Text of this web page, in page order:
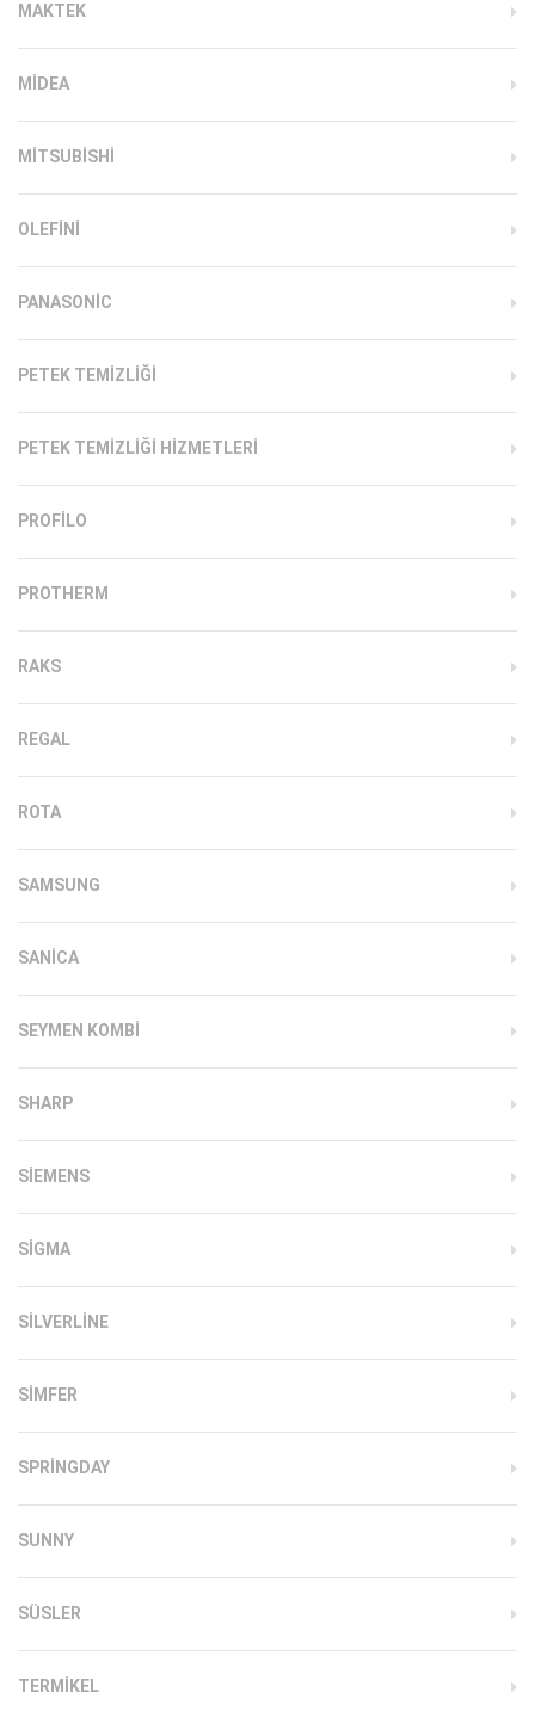
MAKTEK
MIDEA
MITSUBISHI
OLEFINI
PANASONIC
PETEK TEMIZLIĞI
PETEK TEMIZLIĞI HIZMETLERI
PROFILO
PROTHERM
RAKS
REGAL
ROTA
SAMSUNG
SANICA
SEYMEN KOMBI
SHARP
SIEMENS
SIGMA
SILVERLINE
SIMFER
SPRINGDAY
SUNNY
SÜSLER
TERMIKEL